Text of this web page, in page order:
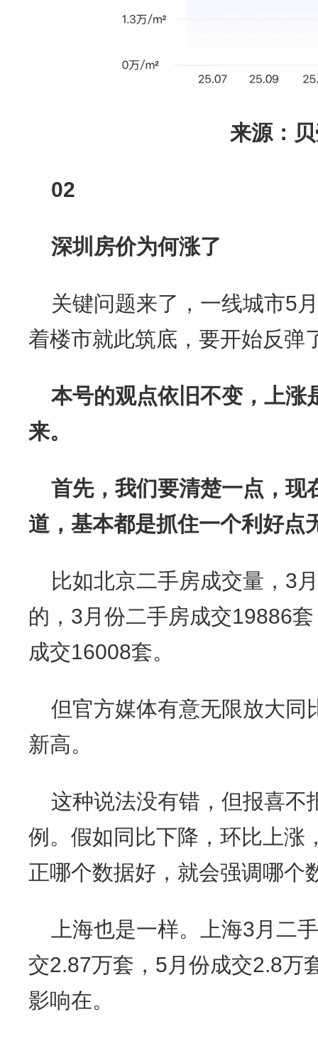
来源：
02
深圳房价为何涨了
关键问题来了，一线城市5
着楼市就此筑底，要开始反弹
本号的观点依旧不变，上涨
来。
首先，我们要清楚一点，现
道，基本都是抓住一个利好点
比如北京二手房成交量，3
的，3月份二手房成交19886
成交16008套。
但官方媒体有意无限放大同
新高。
这种说法没有错，但报喜不
例。假如同比下降，环比上涨
正哪个数据好，就会强调哪个
上海也是一样。上海3月二
交2.87万套，5月份成交2.8万
影响在。